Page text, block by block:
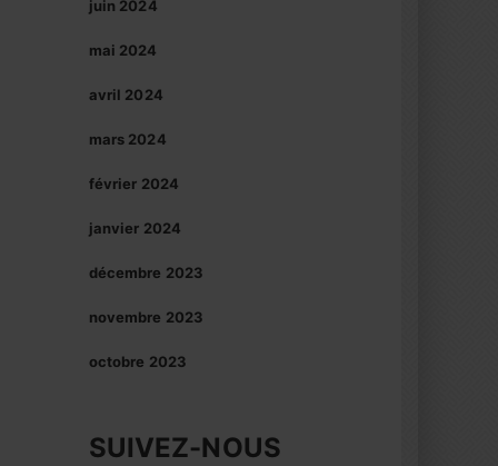
juin 2024
mai 2024
avril 2024
mars 2024
février 2024
janvier 2024
décembre 2023
novembre 2023
octobre 2023
SUIVEZ-NOUS